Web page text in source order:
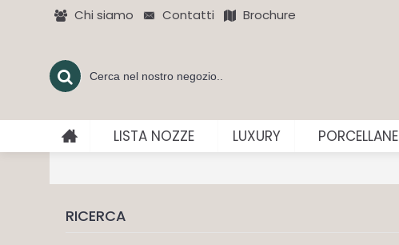
Chi siamo Contatti Brochure
LISTA NOZZE LUXURY PORCELLANE
RICERCA